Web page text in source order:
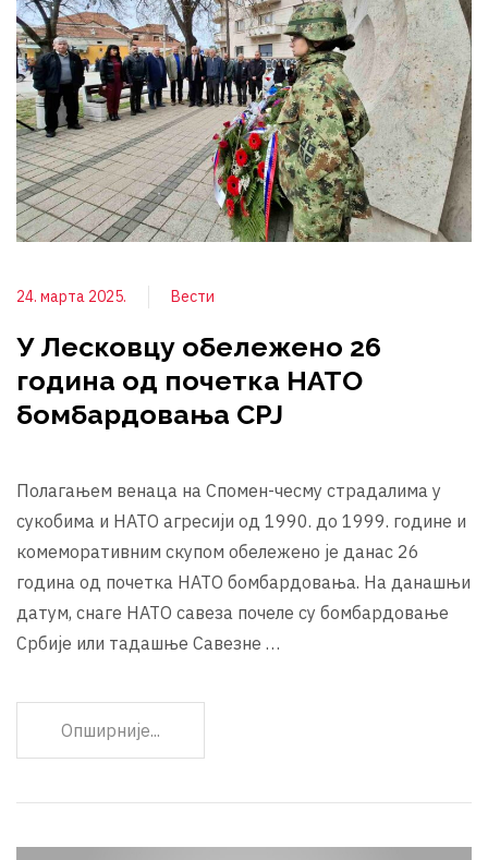
24. марта 2025. Вести
У Лесковцу обележено 26
година од почетка НАТО
бомбардовања СРЈ
Полагањем венаца на Спомен-чесму страдалима у
сукобима и НАТО агресији од 1990. до 1999. године и
комеморативним скупом обележено је данас 26
година од почетка НАТО бомбардовања. На данашњи
датум, снаге НАТО савеза почеле су бомбардовање
Србије или тадашње Савезне …
Опширније...